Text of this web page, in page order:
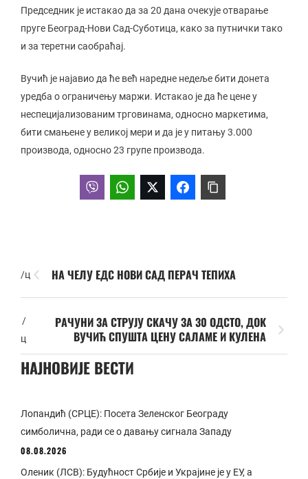
Председник је истакао да за 20 дана очекује отварање
пруге Београд-Нови Сад-Суботица, како за путнички тако
и за теретни саобраћај.
Вучић је најавио да ће већ наредне недеље бити донета
уредба о ограничењу маржи. Истакао је да ће цене у
неспецијализованим трговинама, односно маркетима,
бити смањене у великој мери и да је у питању 3.000
производа, односно 23 групе производа.
/ц НА ЧЕЛУ ЕДС НОВИ САД ПЕРАЧ ТЕПИХА
/
ц
РАЧУНИ ЗА СТРУЈУ СКАЧУ ЗА 30 ОДСТО, ДОК
ВУЧИЋ СПУШТА ЦЕНУ САЛАМЕ И КУЛЕНА
НАЈНОВИЈЕ ВЕСТИ
Лопандић (СРЦЕ): Посета Зеленског Београду
симболична, ради се о давању сигнала Западу
08.08.2026
Оленик (ЛСВ): Будућност Србије и Украјине је у ЕУ, а